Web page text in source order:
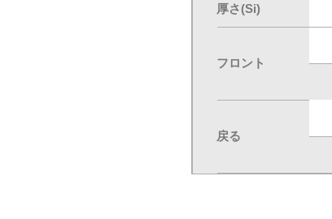
厚さ(Si)
フロント
戻る